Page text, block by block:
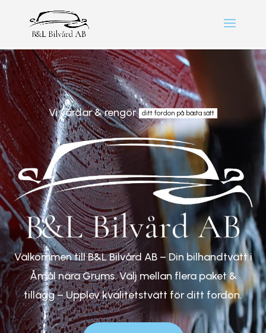
Videospelare
Vi vårdar & rengör ditt fordon på bästa sätt
Välkommen till B&L Bilvård AB – Din bilhandtvätt i
Åmål nära Grums. Välj mellan flera paket &
tillägg – Upplev kvalitetstvätt för ditt fordon.